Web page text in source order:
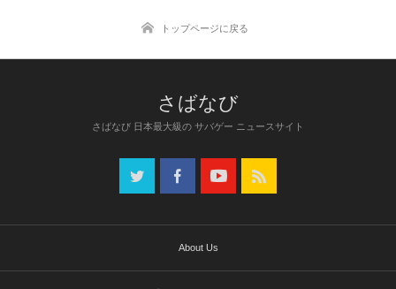
トップページに戻る
さばなび 日本最大級の サバゲー ニュースサイト
About Us